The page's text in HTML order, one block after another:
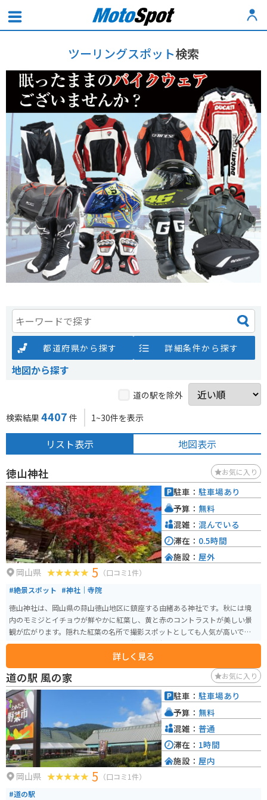
ツーリングスポット検索
都道府県から探す 詳細条件から探す
地図から探す
道の駅を除外
検索結果 4407 件 1~30件を表示
リスト表示 地図表示
徳山神社 お気に入り
岡山県 5 （口コミ1件）
#絶景スポット #神社｜寺院
徳山神社は、岡山県の蒜山徳山地区に鎮座する由緒ある神社です。秋には境
内のモミジとイチョウが鮮やかに紅葉し、黄と赤のコントラストが美しい景
観が広がります。隠れた紅葉の名所で撮影スポットとしても人気が高いです。
歴史的には、牛頭天王として知られ、佐波良神社とも呼ばれていました。建
立は888年と古く、明治時代に徳山神社と改称されました。その後、幾度かの
境内拡張と建物の改築を経て、今日に至っています。元々は林家の屋敷神や同
族神として祀られていたとされ、毎年神楽が奉納されるなど、地域の宗教的
な行事にも重要な役割を果たしています。 アクセスは蒜山インター降りて、
車で10分ほどの場所にあります。駐車場は神社の隣にありますが台数は少な
いです。
詳しく見る
駐車： 駐車場あり
予算： 無料
混雑： 混んでいる
滞在： 0.5時間
施設： 屋外
道の駅 風の家 お気に入り
岡山県 5 （口コミ1件）
#道の駅
駐車： 駐車場あり
予算： 無料
混雑： 普通
滞在： 1時間
施設： 屋内